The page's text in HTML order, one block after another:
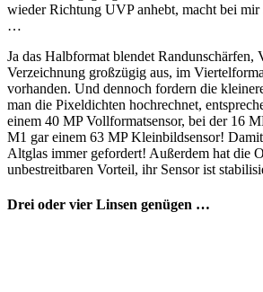
wieder Richtung UVP anhebt, macht bei
…
Ja das Halbformat blendet Randunschärfen,
Verzeichnung großzügig aus, im
vorhanden. Und dennoch fordern die
man die Pixeldichten hochrechnet,
einem 40 MP Vollformatsensor, bei der 16
M1 gar einem 63 MP Kleinbildsensor!
Altglas immer gefordert! Außerdem hat die
unbestreitbaren Vorteil, ihr Sensor ist
Drei oder vier Linsen genügen …